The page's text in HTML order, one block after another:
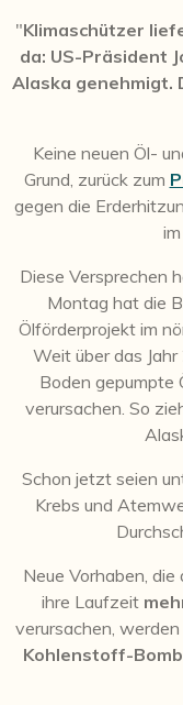
"Klimaschützer
da: US-Präsident
Alaska genehmigt.
Keine neuen Öl-
Grund, zurück zum
gegen die
Diese Versprechen
Montag hat die
Ölförderprojekt im
Weit über das
Boden gepumpte
verursachen. So
Schon jetzt seien
Krebs und
Neue Vorhaben,
ihre Laufzeit
verursachen,
Kohlenstoff-